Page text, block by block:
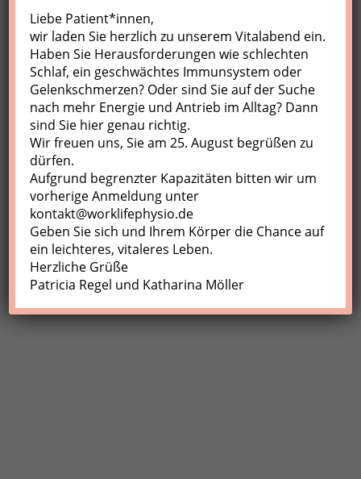
Nächste Kurse
Keine Veranstaltungen
Profil
Meine Buchungen
Abmelden
Liebe Patient*innen,
wir laden Sie herzlich zu unserem Vitalabend ein.
Haben Sie Herausforderungen wie schlechten
Schlaf, ein geschwächtes Immunsystem oder
Gelenkschmerzen? Oder sind Sie auf der Suche
nach mehr Energie und Antrieb im Alltag? Dann
sind Sie hier genau richtig.
Wir freuen uns, Sie am 25. August begrüßen zu
dürfen.
Aufgrund begrenzter Kapazitäten bitten wir um
vorherige Anmeldung unter
kontakt@worklifephysio.de
Geben Sie sich und Ihrem Körper die Chance auf
ein leichteres, vitaleres Leben.
Herzliche Grüße
Patricia Regel und Katharina Möller